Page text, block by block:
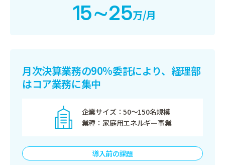
15∼25万/月
月次決算業務の90%委託により、 経理部
はコア業務に集中
企業サイズ
50～150名規模
業種
家庭用エネルギー事業
導入前の課題